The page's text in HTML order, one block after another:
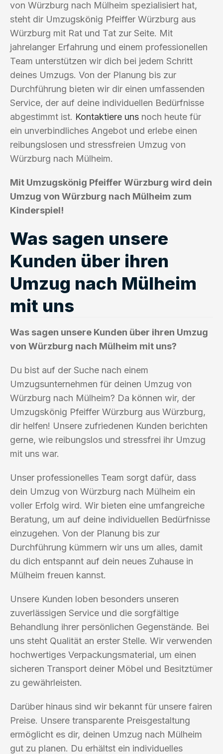
von Würzburg nach Mülheim spezialisiert hat,
steht dir Umzugskönig Pfeiffer Würzburg aus
Würzburg mit Rat und Tat zur Seite. Mit
jahrelanger Erfahrung und einem professionellen
Team unterstützen wir dich bei jedem Schritt
deines Umzugs. Von der Planung bis zur
Durchführung bieten wir dir einen umfassenden
Service, der auf deine individuellen Bedürfnisse
abgestimmt ist. Kontaktiere uns noch heute für
ein unverbindliches Angebot und erlebe einen
reibungslosen und stressfreien Umzug von
Würzburg nach Mülheim.
Mit Umzugskönig Pfeiffer Würzburg wird dein
Umzug von Würzburg nach Mülheim zum
Kinderspiel!
Was sagen unsere
Kunden über ihren
Umzug nach Mülheim
mit uns
Was sagen unsere Kunden über ihren Umzug
von Würzburg nach Mülheim mit uns?
Du bist auf der Suche nach einem
Umzugsunternehmen für deinen Umzug von
Würzburg nach Mülheim? Da können wir, der
Umzugskönig Pfeiffer Würzburg aus Würzburg,
dir helfen! Unsere zufriedenen Kunden berichten
gerne, wie reibungslos und stressfrei ihr Umzug
mit uns war.
Unser professionelles Team sorgt dafür, dass
dein Umzug von Würzburg nach Mülheim ein
voller Erfolg wird. Wir bieten eine umfangreiche
Beratung, um auf deine individuellen Bedürfnisse
einzugehen. Von der Planung bis zur
Durchführung kümmern wir uns um alles, damit
du dich entspannt auf dein neues Zuhause in
Mülheim freuen kannst.
Unsere Kunden loben besonders unseren
zuverlässigen Service und die sorgfältige
Behandlung ihrer persönlichen Gegenstände. Bei
uns steht Qualität an erster Stelle. Wir verwenden
hochwertiges Verpackungsmaterial, um einen
sicheren Transport deiner Möbel und Besitztümer
zu gewährleisten.
Darüber hinaus sind wir bekannt für unsere fairen
Preise. Unsere transparente Preisgestaltung
ermöglicht es dir, deinen Umzug nach Mülheim
gut zu planen. Du erhältst ein individuelles